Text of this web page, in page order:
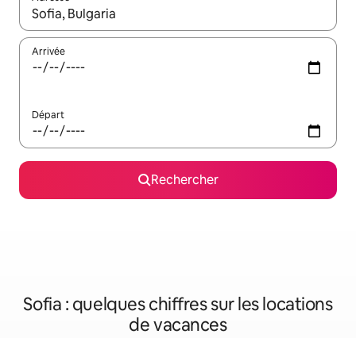
Lorsque les résultats s'affichent, utilisez les flèches vers le
Arrivée
Départ
Rechercher
Sofia : quelques chiffres sur les locations
de vacances